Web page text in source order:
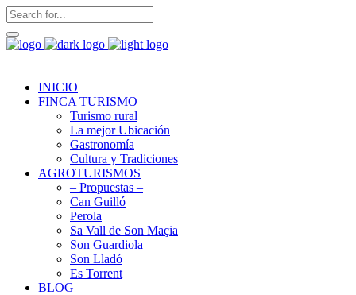
INICIO
FINCA TURISMO
Turismo rural
La mejor Ubicación
Gastronomía
Cultura y Tradiciones
AGROTURISMOS
– Propuestas –
Can Guilló
Perola
Sa Vall de Son Maçia
Son Guardiola
Son Lladó
Es Torrent
BLOG